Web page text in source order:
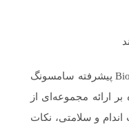
Galaxy Watch FE به حسگر BioActive پیشرفته سامسونگ
ارائه مجموعه‌ای از
اندام و سلامتی، نکات